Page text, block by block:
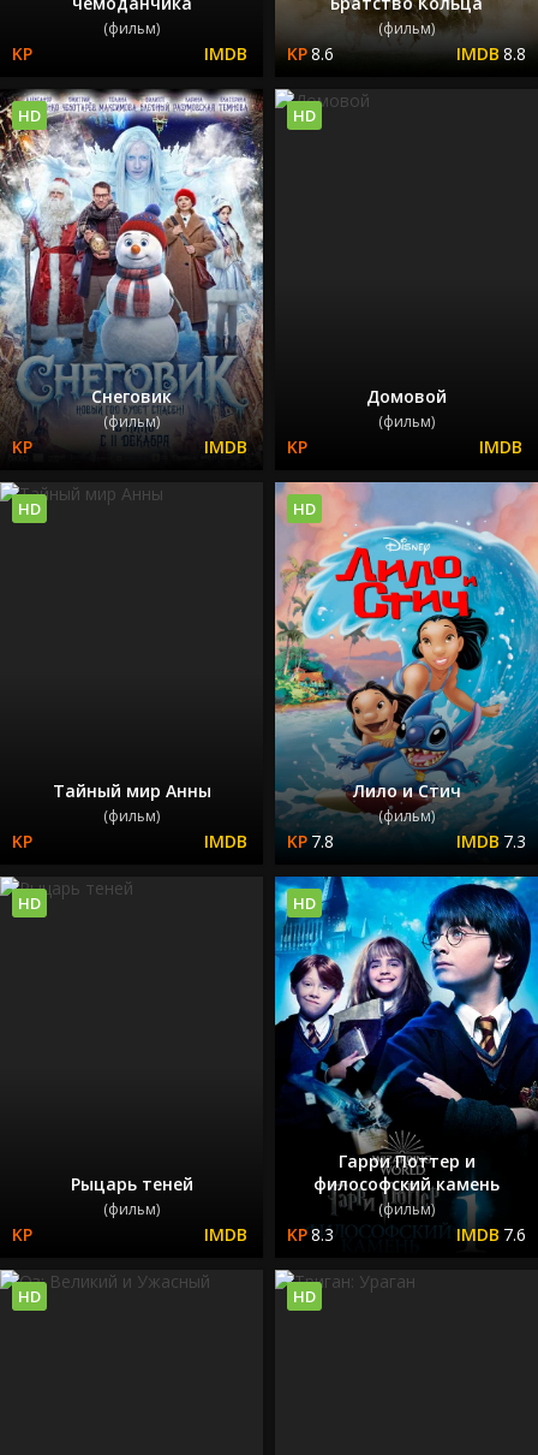
(фильм) (фильм)
8.6 8.8
Снеговик
(фильм)
HD
Домовой
(фильм)
HD
Тайный мир Анны
(фильм)
HD
Лило и Стич
(фильм)
7.8 7.3
HD
Рыцарь теней
(фильм)
HD
Гарри Поттер и
философский камень
(фильм)
8.3 7.6
HD
HD HD